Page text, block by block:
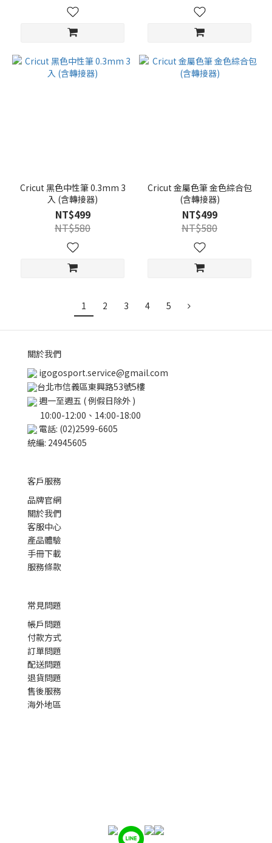
Cricut 黑色中性筆 0.3mm 3
入 (含轉接器)
NT$499
NT$580
Cricut 金屬色筆 金色綜合包
(含轉接器)
NT$499
NT$580
1 2 3 4 5
關於我們
igogosport.service@gmail.com
台北市信義區東興路53號5樓
週一至週五 ( 例假日除外 )
10:00-12:00、14:00-18:00
電話: (02)2599-6605
統編: 24945605
客戶服務
品牌官網
關於我們
客服中心
產品體驗
手冊下載
服務條款
常見問題
帳戶問題
付款方式
訂單問題
配送問題
退貨問題
售後服務
海外地區